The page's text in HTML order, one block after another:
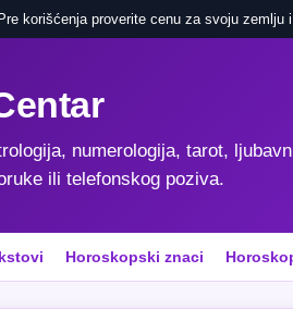
korišćenja proverite cenu za svoju zemlju
numerologija, tarot,
ili telefonskog poziva.
Horoskopski znaci